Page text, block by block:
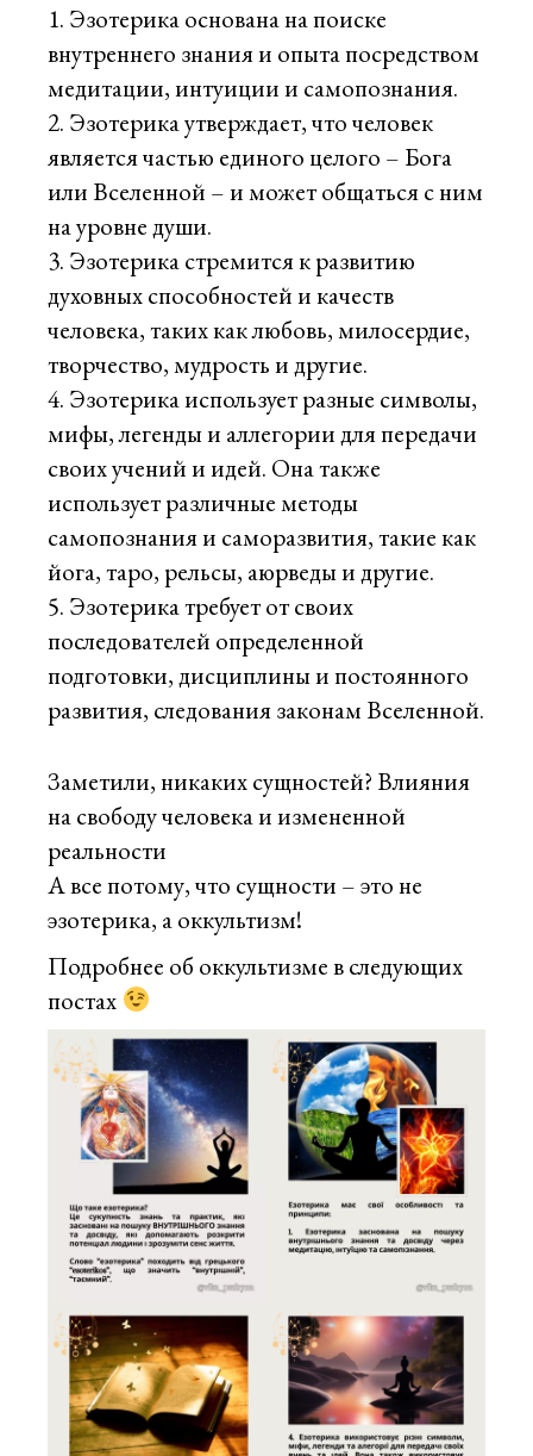
Эзотерика основана на поиске
внутреннего знания и опыта посредством
медитации, интуиции и самопознания.
Эзотерика утверждает, что человек
является частью единого целого – Бога
или Вселенной – и может общаться с ним
на уровне души.
Эзотерика стремится к развитию
духовных способностей и качеств
человека, таких как любовь, милосердие,
творчество, мудрость и другие.
Эзотерика использует разные символы,
мифы, легенды и аллегории для передачи
своих учений и идей. Она также
использует различные методы
самопознания и саморазвития, такие как
йога, таро, рельсы, аюрведы и другие.
Эзотерика требует от своих
последователей определенной
подготовки, дисциплины и постоянного
развития, следования законам Вселенной.
Заметили, никаких сущностей? Влияния
на свободу человека и измененной
реальности
А все потому, что сущности – это не
эзотерика, а оккультизм!
Подробнее об оккультизме в следующих
постах